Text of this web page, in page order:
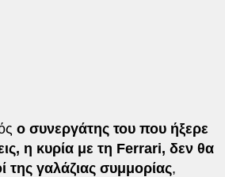
ο συνεργάτης του που ήξερε
η κυρία με τη Ferrari, δεν θα
της γαλάζιας συμμορίας,